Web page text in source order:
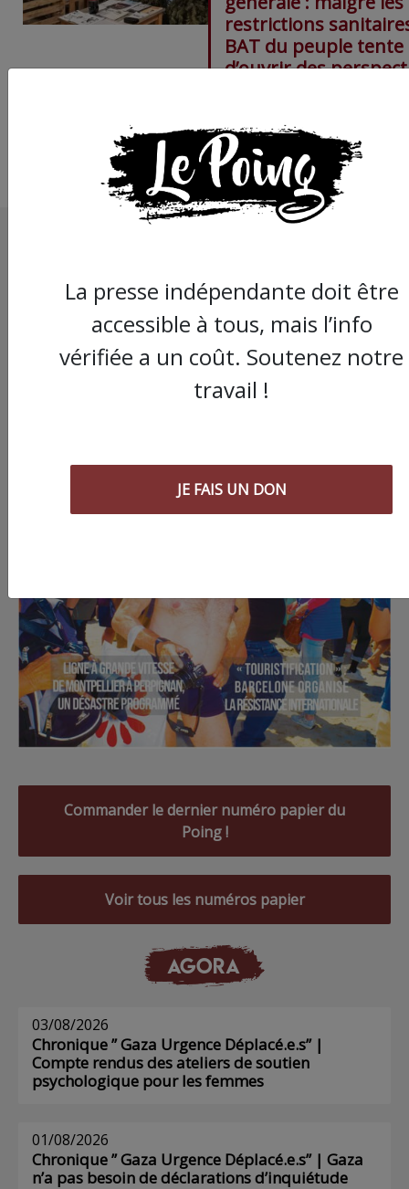
restrictions
BAT du peuple tente
d’ouvrir des
Commander le dernier numéro papier du
Poing !
Voir tous les numéros papier
AGORA
03/08/2026
Chronique ” Gaza Urgence Déplacé.e.s” |
Compte rendus des ateliers de soutien
psychologique pour les femmes
01/08/2026
Chronique ” Gaza Urgence Déplacé.e.s” | Gaza
n’a pas besoin de déclarations d’inquiétude
La presse indépendante doit être
accessible à tous, mais l’info
vérifiée a un coût. Soutenez notre
travail !
JE FAIS UN DON